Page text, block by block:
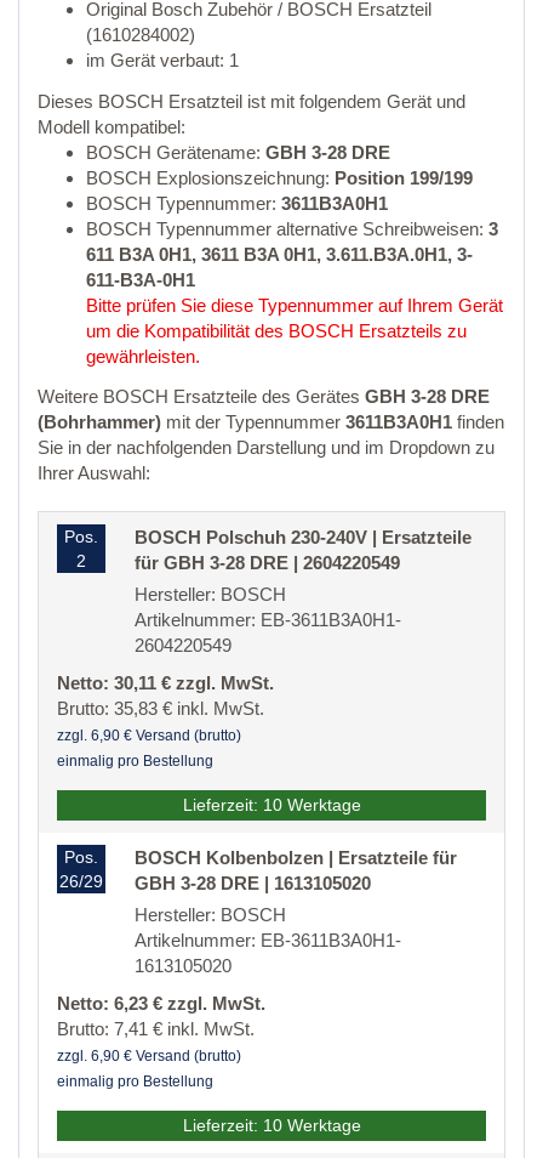
Original Bosch Zubehör / BOSCH Ersatzteil
(1610284002)
im Gerät verbaut: 1
Dieses BOSCH Ersatzteil ist mit folgendem Gerät und
Modell kompatibel:
BOSCH Gerätename: GBH 3-28 DRE
BOSCH Explosionszeichnung: Position 199/199
BOSCH Typennummer: 3611B3A0H1
BOSCH Typennummer alternative Schreibweisen: 3
611 B3A 0H1, 3611 B3A 0H1, 3.611.B3A.0H1, 3-
611-B3A-0H1
Bitte prüfen Sie diese Typennummer auf Ihrem Gerät
um die Kompatibilität des BOSCH Ersatzteils zu
gewährleisten.
Weitere BOSCH Ersatzteile des Gerätes GBH 3-28 DRE
(Bohrhammer) mit der Typennummer 3611B3A0H1 finden
Sie in der nachfolgenden Darstellung und im Dropdown zu
Ihrer Auswahl:
Pos.
2
BOSCH Polschuh 230-240V | Ersatzteile
für GBH 3-28 DRE | 2604220549
Hersteller: BOSCH
Artikelnummer: EB-3611B3A0H1-
2604220549
Netto: 30,11 € zzgl. MwSt.
Brutto: 35,83 € inkl. MwSt.
zzgl. 6,90 € Versand (brutto)
einmalig pro Bestellung
Lieferzeit: 10 Werktage
Pos.
26/29
BOSCH Kolbenbolzen | Ersatzteile für
GBH 3-28 DRE | 1613105020
Hersteller: BOSCH
Artikelnummer: EB-3611B3A0H1-
1613105020
Netto: 6,23 € zzgl. MwSt.
Brutto: 7,41 € inkl. MwSt.
zzgl. 6,90 € Versand (brutto)
einmalig pro Bestellung
Lieferzeit: 10 Werktage